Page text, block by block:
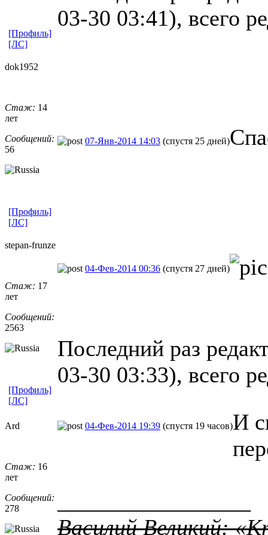
03-30 03:41), всего
[Профиль]
[ЛС]
dok1952
Стаж: 14
лет
Сообщений:
56
07-Янв-2014 14:03 (спустя 25 дней)
[Профиль]
[ЛС]
stepan-frunz​e
Стаж: 17
лет
Сообщений:
2563
04-Фев-2014 00:36 (спустя 27 дней)
Последний раз
03-30 03:33), всего
[Профиль]
[ЛС]
Ard
Стаж: 16
лет
Сообщений:
278
04-Фев-2014 19:39 (спустя 19 часов)И
Василий Великий: